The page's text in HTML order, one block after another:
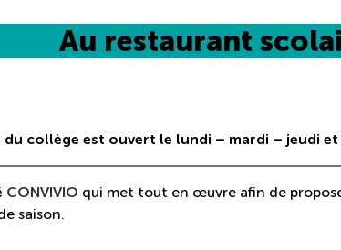
Au restaurant
du collège est ouvert le lundi – mardi – jeudi et
CONVIVIO qui met tout en œuvre afin de
saison.